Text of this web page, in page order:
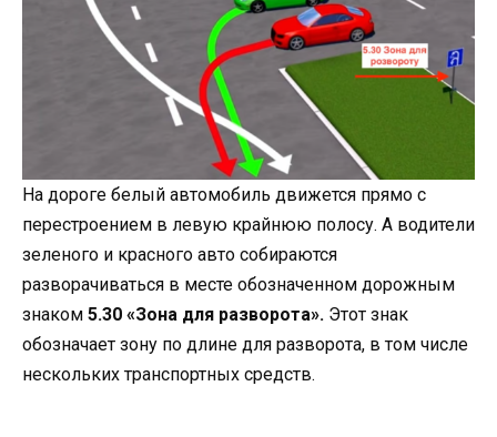
На дороге белый автомобиль движется прямо с
перестроением в левую крайнюю полосу. А водители
зеленого и красного авто собираются
разворачиваться в месте обозначенном дорожным
знаком 5.30 «Зона для разворота». Этот знак
обозначает зону по длине для разворота, в том числе
нескольких транспортных средств.